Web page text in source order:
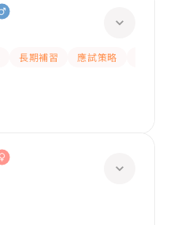
長期補習 應試策略